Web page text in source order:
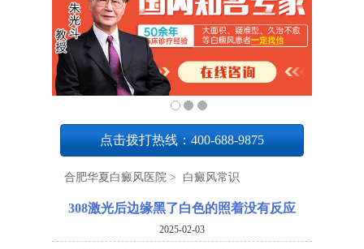
点击拨打热线：400-688-9875
合肥华夏白癜风医院 > 白癜风常识
308激光后边缘黑了白色的照着没有反应
2025-02-03